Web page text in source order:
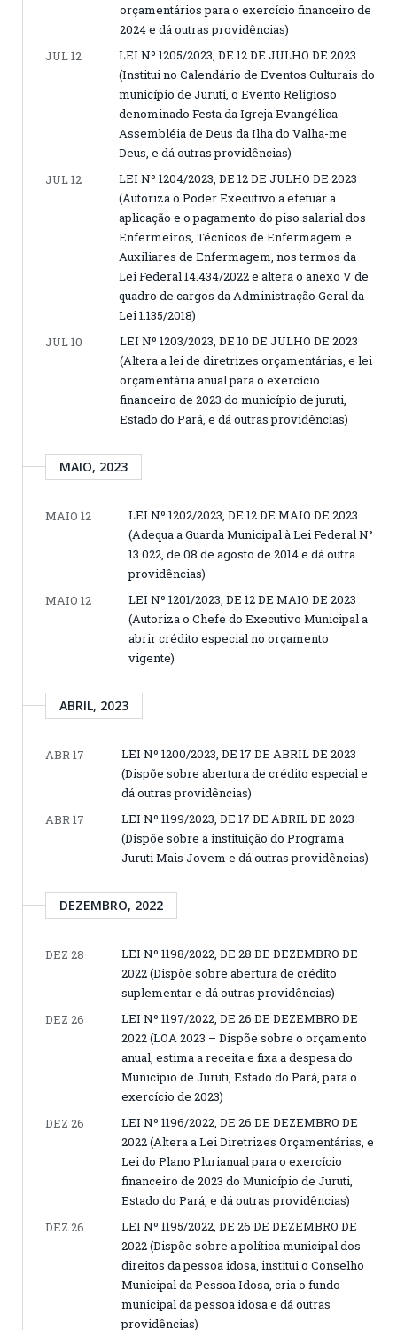
orçamentários para o exercício financeiro de
2024 e dá outras providências)
JUL 12
LEI Nº 1205/2023, DE 12 DE JULHO DE 2023
(Institui no Calendário de Eventos Culturais do
município de Juruti, o Evento Religioso
denominado Festa da Igreja Evangélica
Assembléia de Deus da Ilha do Valha-me
Deus, e dá outras providências)
JUL 12
LEI Nº 1204/2023, DE 12 DE JULHO DE 2023
(Autoriza o Poder Executivo a efetuar a
aplicação e o pagamento do piso salarial dos
Enfermeiros, Técnicos de Enfermagem e
Auxiliares de Enfermagem, nos termos da
Lei Federal 14.434/2022 e altera o anexo V de
quadro de cargos da Administração Geral da
Lei 1.135/2018)
JUL 10
LEI Nº 1203/2023, DE 10 DE JULHO DE 2023
(Altera a lei de diretrizes orçamentárias, e lei
orçamentária anual para o exercício
financeiro de 2023 do município de juruti,
Estado do Pará, e dá outras providências)
MAIO, 2023
MAIO 12
LEI Nº 1202/2023, DE 12 DE MAIO DE 2023
(Adequa a Guarda Municipal à Lei Federal N°
13.022, de 08 de agosto de 2014 e dá outra
providências)
MAIO 12
LEI Nº 1201/2023, DE 12 DE MAIO DE 2023
(Autoriza o Chefe do Executivo Municipal a
abrir crédito especial no orçamento
vigente)
ABRIL, 2023
ABR 17
LEI Nº 1200/2023, DE 17 DE ABRIL DE 2023
(Dispõe sobre abertura de crédito especial e
dá outras providências)
ABR 17
LEI Nº 1199/2023, DE 17 DE ABRIL DE 2023
(Dispõe sobre a instituição do Programa
Juruti Mais Jovem e dá outras providências)
DEZEMBRO, 2022
DEZ 28
LEI Nº 1198/2022, DE 28 DE DEZEMBRO DE
2022 (Dispõe sobre abertura de crédito
suplementar e dá outras providências)
DEZ 26
LEI Nº 1197/2022, DE 26 DE DEZEMBRO DE
2022 (LOA 2023 – Dispõe sobre o orçamento
anual, estima a receita e fixa a despesa do
Município de Juruti, Estado do Pará, para o
exercício de 2023)
DEZ 26
LEI Nº 1196/2022, DE 26 DE DEZEMBRO DE
2022 (Altera a Lei Diretrizes Orçamentárias, e
Lei do Plano Plurianual para o exercício
financeiro de 2023 do Município de Juruti,
Estado do Pará, e dá outras providências)
DEZ 26
LEI Nº 1195/2022, DE 26 DE DEZEMBRO DE
2022 (Dispõe sobre a política municipal dos
direitos da pessoa idosa, institui o Conselho
Municipal da Pessoa Idosa, cria o fundo
municipal da pessoa idosa e dá outras
providências)